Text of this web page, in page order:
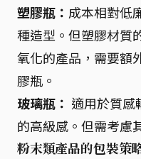
塑膠瓶： 成本相對低
種造型。但塑膠材質
氧化的產品，需要額
膠瓶。
玻璃瓶： 適用於質感
的高級感。但需考慮
粉末類產品的包裝策